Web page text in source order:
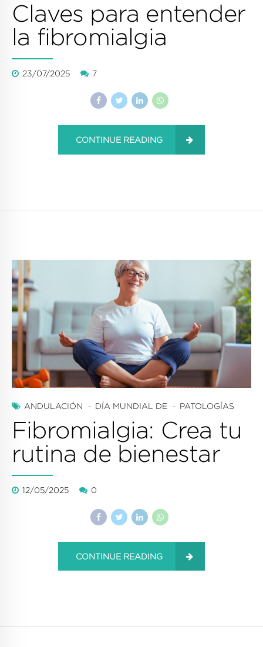
Claves para entender
la fibromialgia
23/07/2025 7
CONTINUE READING
ANDULACIÓN DÍA MUNDIAL DE PATOLOGÍAS
Fibromialgia: Crea tu
rutina de bienestar
12/05/2025 0
CONTINUE READING